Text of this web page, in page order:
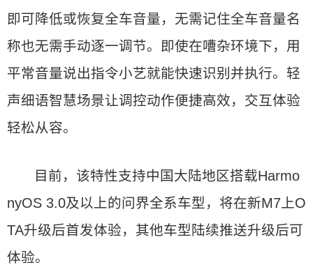
即可降低或恢复全车音量，无需记住全车音量名
称也无需手动逐一调节。即使在嘈杂环境下，用
平常音量说出指令小艺就能快速识别并执行。轻
声细语智慧场景让调控动作便捷高效，交互体验
轻松从容。
目前，该特性支持中国大陆地区搭载Harmo
nyOS 3.0及以上的问界全系车型，将在新M7上O
TA升级后首发体验，其他车型陆续推送升级后可
体验。